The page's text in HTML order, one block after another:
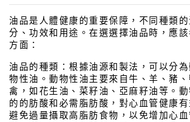
油品是人體健康的重要保障，不同種類
分、功效和用途。在選選擇油品時，應該
方面：
油品的種類：根據油源和製法，可以分
物性油。動物性油主要來自牛、羊、豬
禽，如花生油、菜籽油、亞麻籽油等。
的的肪酸和必需脂肪酸，對心血管健康
避免過量攝取高脂肪食物，以免增加心